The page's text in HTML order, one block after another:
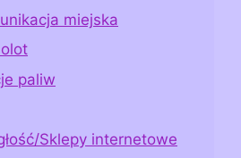
miejska
paliw
Sklepy internetowe